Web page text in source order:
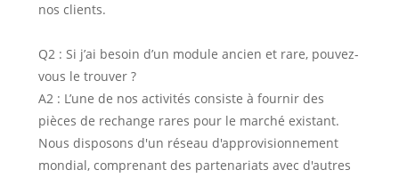
nos clients.
Q2 : Si j’ai besoin d’un module ancien et rare, pouvez-
vous le trouver ?
A2 : L’une de nos activités consiste à fournir des
pièces de rechange rares pour le marché existant.
Nous disposons d'un réseau d'approvisionnement
mondial, comprenant des partenariats avec d'autres